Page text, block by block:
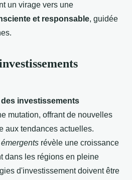
un virage vers une
et responsable, guidée
investissements
mutation, offrant de nouvelles
aux tendances actuelles.
révèle une croissance
dans les régions en pleine
d'investissement doivent être